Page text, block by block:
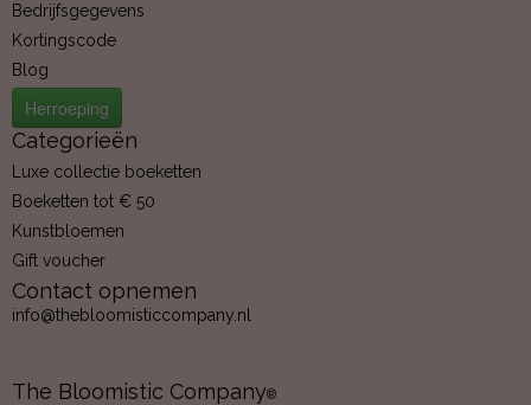
Bedrijfsgegevens
Kortingscode
Blog
Herroeping
Categorieën
Luxe collectie boeketten
Boeketten tot € 50
Kunstbloemen
Gift voucher
Contact opnemen
info@thebloomisticcompany.nl
The Bloomistic Company®